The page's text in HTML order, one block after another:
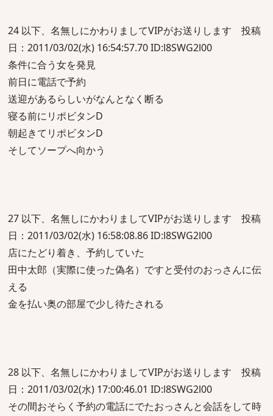
24 以下、名無しにかわりましてVIPがお送りします 投稿
日：2011/03/02(水) 16:54:57.70 ID:l8SWG2l00
条件に合う女を発見
前日に電話で予約
送迎があるらしいがなんとなく断る
寝る前にリポビタンD
朝起きてリポビタンD
そしてソープへ向かう
27 以下、名無しにかわりましてVIPがお送りします 投稿
日：2011/03/02(水) 16:58:08.86 ID:l8SWG2l00
店にたどり着き、予約していた
田中太郎（実際に使った偽名）ですと受付のおっさんに伝
える
金を払い奥の部屋で少し待たされる
28 以下、名無しにかわりましてVIPがお送りします 投稿
日：2011/03/02(水) 17:00:46.01 ID:l8SWG2l00
その間おそらく予約の電話にでたおっさんと会話をして時